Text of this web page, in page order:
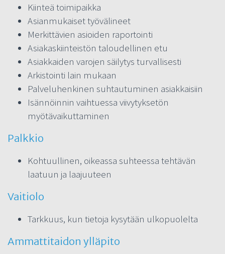
Kiinteä toimipaikka
Asianmukaiset työvälineet
Merkittävien asioiden raportointi
Asiakaskiinteistön taloudellinen etu
Asiakkaiden varojen säilytys turvallisesti
Arkistointi lain mukaan
Palveluhenkinen suhtautuminen asiakkaisiin
Isännöinnin vaihtuessa viivytyksetön
myötävaikuttaminen
Palkkio
Kohtuullinen, oikeassa suhteessa tehtävän
laatuun ja laajuuteen
Vaitiolo
Tarkkuus, kun tietoja kysytään ulkopuolelta
Ammattitaidon ylläpito